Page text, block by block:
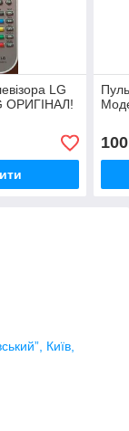
LG
ОРИГІНАЛ!
100
Київ,